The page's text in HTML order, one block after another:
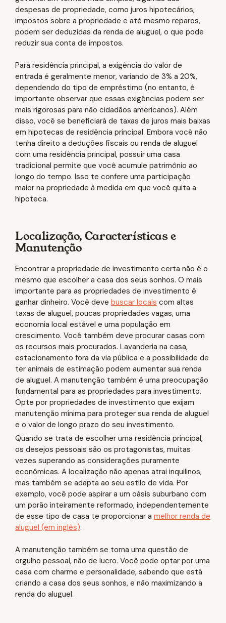
despesas de propriedade, como juros hipotecários,
impostos sobre a propriedade e até mesmo reparos,
podem ser deduzidas da renda de aluguel, o que pode
reduzir sua conta de impostos.
Para residência principal, a exigência do valor de
entrada é geralmente menor, variando de 3% a 20%,
dependendo do tipo de empréstimo (no entanto, é
importante observar que essas exigências podem ser
mais rigorosas para não cidadãos americanos). Além
disso, você se beneficiará de taxas de juros mais baixas
em hipotecas de residência principal. Embora você não
tenha direito a deduções fiscais ou renda de aluguel
com uma residência principal, possuir uma casa
tradicional permite que você acumule patrimônio ao
longo do tempo. Isso te confere uma participação
maior na propriedade à medida em que você quita a
hipoteca.
Localização, Características e
Manutenção
Encontrar a propriedade de investimento certa não é o
mesmo que escolher a casa dos seus sonhos. O mais
importante para as propriedades de investimento é
ganhar dinheiro. Você deve buscar locais com altas
taxas de aluguel, poucas propriedades vagas, uma
economia local estável e uma população em
crescimento. Você também deve procurar casas com
os recursos mais procurados. Lavanderia na casa,
estacionamento fora da via pública e a possibilidade de
ter animais de estimação podem aumentar sua renda
de aluguel. A manutenção também é uma preocupação
fundamental para as propriedades para investimento.
Opte por propriedades de investimento que exijam
manutenção mínima para proteger sua renda de aluguel
e o valor de longo prazo do seu investimento.
Quando se trata de escolher uma residência principal,
os desejos pessoais são os protagonistas, muitas
vezes superando as considerações puramente
econômicas. A localização não apenas atrai inquilinos,
mas também se adapta ao seu estilo de vida. Por
exemplo, você pode aspirar a um oásis suburbano com
um porão inteiramente reformado, independentemente
de esse tipo de casa te proporcionar a melhor renda de
aluguel (em inglês).
A manutenção também se torna uma questão de
orgulho pessoal, não de lucro. Você pode optar por uma
casa com charme e personalidade, sabendo que está
criando a casa dos seus sonhos, e não maximizando a
renda do aluguel.